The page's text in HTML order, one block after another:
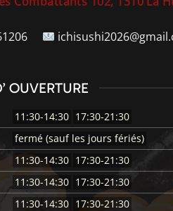
OUVERTURE
11:30-14:30 17:30-21:30
fermé (sauf les jours fériés)
11:30-14:30 17:30-21:30
11:30-14:30 17:30-21:30
11:30-14:30 17:30-21:30